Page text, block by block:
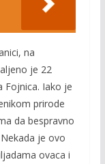
na
je 22
Fojnica. Iako je
prirode
da bespravno
je ovo
ovaca i